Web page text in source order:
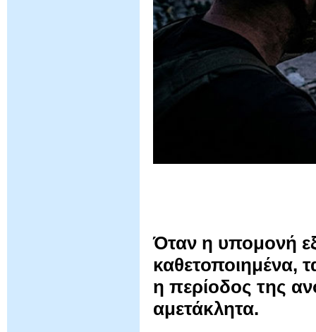
Όταν η υπομονή
καθετοποιημένα,
η περίοδος της
αμετάκλητα.